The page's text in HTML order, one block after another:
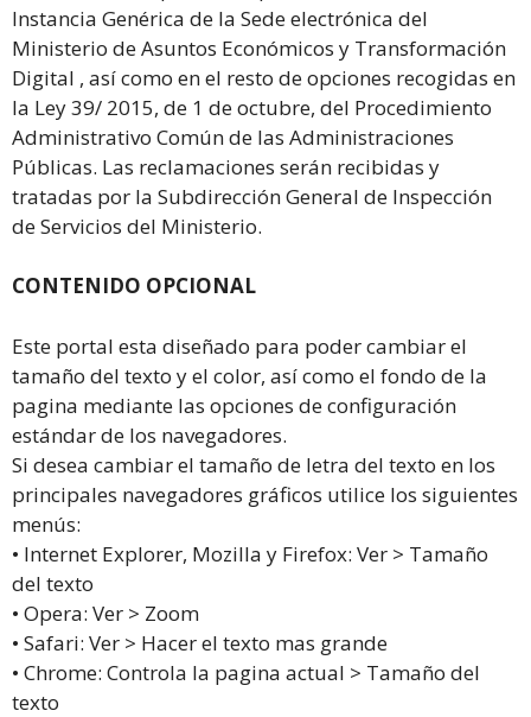
Instancia Genérica de la Sede electrónica del
Ministerio de Asuntos Económicos y Transformación
Digital , así como en el resto de opciones recogidas en
la Ley 39/ 2015, de 1 de octubre, del Procedimiento
Administrativo Común de las Administraciones
Públicas. Las reclamaciones serán recibidas y
tratadas por la Subdirección General de Inspección
de Servicios del Ministerio.
CONTENIDO OPCIONAL
Este portal esta diseñado para poder cambiar el
tamaño del texto y el color, así como el fondo de la
pagina mediante las opciones de configuración
estándar de los navegadores.
Si desea cambiar el tamaño de letra del texto en los
principales navegadores gráficos utilice los siguientes
menús:
• Internet Explorer, Mozilla y Firefox: Ver > Tamaño
del texto
• Opera: Ver > Zoom
• Safari: Ver > Hacer el texto mas grande
• Chrome: Controla la pagina actual > Tamaño del
texto